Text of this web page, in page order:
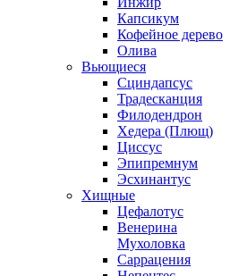
Капсикум
Кофейное дерево
Олива
Вьющиеся
Сциндапсус
Традесканция
Филодендрон
Хедера (Плющ)
Циссус
Эпипремнум
Эсхинантус
Хищные
Цефалотус
Венерина
Мухоловка
Саррацения